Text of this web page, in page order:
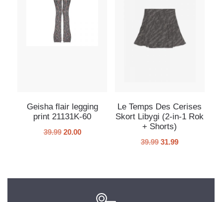
Geisha flair legging
print 21131K-60
39.99 20.00
Le Temps Des Cerises
Skort Libygi (2-in-1 Rok
+ Shorts)
39.99 31.99